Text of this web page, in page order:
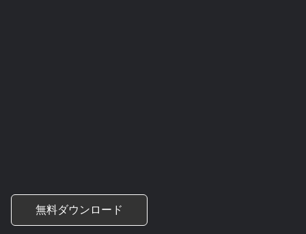
無料ダウンロード